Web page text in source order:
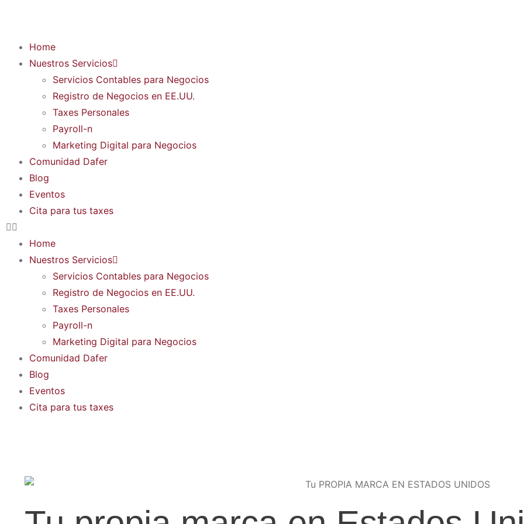
Home
Nuestros Servicios
Servicios Contables para Negocios
Registro de Negocios en EE.UU.
Taxes Personales
Payroll-n
Marketing Digital para Negocios
Comunidad Dafer
Blog
Eventos
Cita para tus taxes
Home
Nuestros Servicios
Servicios Contables para Negocios
Registro de Negocios en EE.UU.
Taxes Personales
Payroll-n
Marketing Digital para Negocios
Comunidad Dafer
Blog
Eventos
Cita para tus taxes